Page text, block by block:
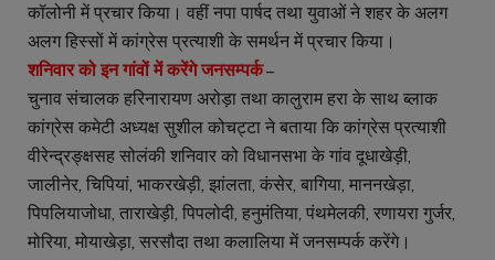
कॉलोनी में प्रचार किया। वहीं नपा पार्षद तथा युवाओं ने शहर के अलग
अलग हिस्सों में कांग्रेस प्रत्याशी के समर्थन में प्रचार किया।
शनिवार को इन गांवों में करेंगे जनसम्पर्क–
चुनाव संचालक हरिनारायण अरोड़ा तथा कालुराम हरा के साथ ब्लाक
कांग्रेस कमेटी अध्यक्ष सुशील कोचट्टा ने बताया कि कांग्रेस प्रत्याशी
वीरेन्द्रङ्क्षसह सोलंकी शनिवार को विधानसभा के गांव दूधाखेड़ी,
जालीनेर, चिपियां, भाकरखेड़ी, झांलता, कंसेर, बागिया, माननखेड़ा,
पिपलियाजोधा, ताराखेड़ी, पिपलोदी, हनुमंतिया, पंथमेलकी, रणायरा गुर्जर,
मोरिया, मोयाखेड़ा, सरसौदा तथा कलालिया में जनसम्पर्क करेंगे।